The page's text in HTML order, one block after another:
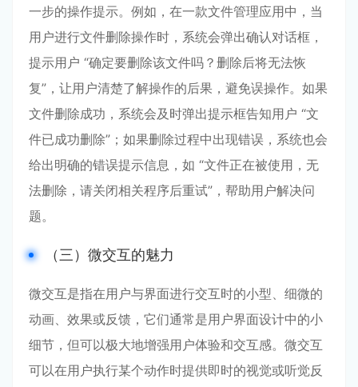
一步的操作提示。例如，在一款文件管理应用中，当
用户进行文件删除操作时，系统会弹出确认对话框，
提示用户 “确定要删除该文件吗？删除后将无法恢
复”，让用户清楚了解操作的后果，避免误操作。如果
文件删除成功，系统会及时弹出提示框告知用户 “文
件已成功删除”；如果删除过程中出现错误，系统也会
给出明确的错误提示信息，如 “文件正在被使用，无
法删除，请关闭相关程序后重试”，帮助用户解决问
题。
（三）微交互的魅力
微交互是指在用户与界面进行交互时的小型、细微的
动画、效果或反馈，它们通常是用户界面设计中的小
细节，但可以极大地增强用户体验和交互感。微交互
可以在用户执行某个动作时提供即时的视觉或听觉反